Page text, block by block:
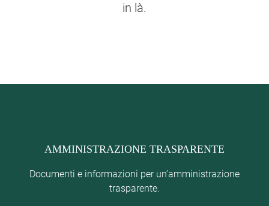
in là.
AMMINISTRAZIONE TRASPARENTE
Documenti e informazioni per un’amministrazione
trasparente.